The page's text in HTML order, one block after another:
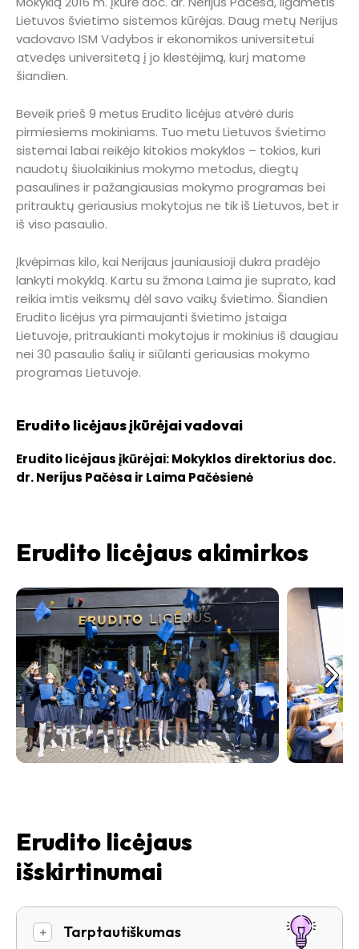
Lietuvos švietimo sistemos kūrėjas. Daug metų Nerijus
vadovavo ISM Vadybos ir ekonomikos universitetui
atvedęs universitetą į jo klestėjimą, kurį matome
šiandien.
Beveik prieš 9 metus Erudito licėjus atvėrė duris
pirmiesiems mokiniams. Tuo metu Lietuvos švietimo
sistemai labai reikėjo kitokios mokyklos – tokios, kuri
naudotų šiuolaikinius mokymo metodus, diegtų
pasaulines ir pažangiausias mokymo programas bei
pritrauktų geriausius mokytojus ne tik iš Lietuvos, bet ir
iš viso pasaulio.
Įkvėpimas kilo, kai Nerijaus jauniausioji dukra pradėjo
lankyti mokyklą. Kartu su žmona Laima jie suprato, kad
reikia imtis veiksmų dėl savo vaikų švietimo. Šiandien
Erudito licėjus yra pirmaujanti švietimo įstaiga
Lietuvoje, pritraukianti mokytojus ir mokinius iš daugiau
nei 30 pasaulio šalių ir siūlanti geriausias mokymo
programas Lietuvoje.
Erudito licėjaus įkūrėjai vadovai
Erudito licėjaus įkūrėjai: Mokyklos direktorius doc.
dr. Nerijus Pačėsa ir Laima Pačėsienė
Erudito licėjaus akimirkos
Erudito licėjaus
išskirtinumai
+ Tarptautiškumas